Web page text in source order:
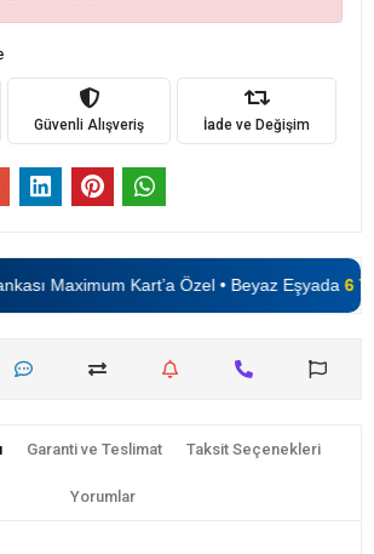
Güvenli Alışveriş İade ve Değişim
Maximum Kart’a Özel • Beyaz Eşyada6
Garanti ve Teslimat Taksit Seçenekleri
Yorumlar